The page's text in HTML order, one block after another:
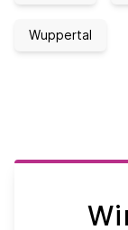
Wuppertal